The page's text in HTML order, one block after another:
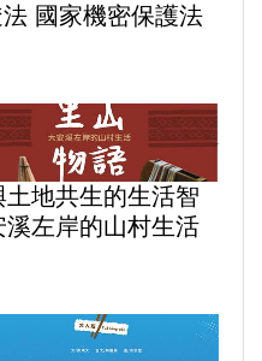
法 國家機密保護法
地共生的生活智
左岸的山村生活